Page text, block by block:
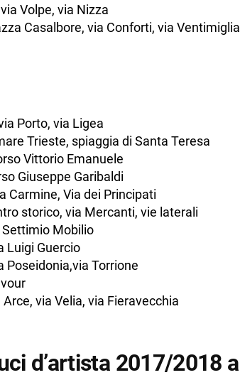
Volpe, via Nizza
Casalbore, via Conforti, via
Porto, via Ligea
Trieste, spiaggia di Santa Teresa
Vittorio Emanuele
Giuseppe Garibaldi
Carmine, Via dei Principati
storico, via Mercanti, vie laterali
Mobilio
Luigi Guercio
Poseidonia,via Torrione
via Velia, via Fieravecchia
d’artista 2017/2018 a